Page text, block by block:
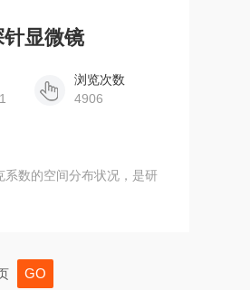
显微镜
浏览次数
4906
数的空间分布状况，是研